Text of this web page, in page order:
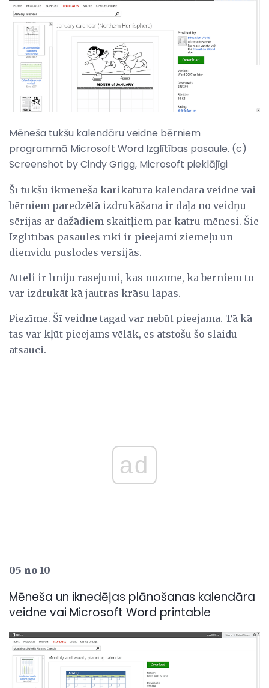
Mēneša tukšu kalendāru veidne bērniem
programmā Microsoft Word Izglītības pasaule. (c)
Screenshot by Cindy Grigg, Microsoft pieklājīgi
Šī tukšu ikmēneša karikatūra kalendāra veidne vai
bērniem paredzētā izdrukāšana ir daļa no veidņu
sērijas ar dažādiem skaitļiem par katru mēnesi. Šie
Izglītības pasaules rīki ir pieejami ziemeļu un
dienvidu puslodes versijās.
Attēli ir līniju rasējumi, kas nozīmē, ka bērniem to
var izdrukāt kā jautras krāsu lapas.
Piezīme. Šī veidne tagad var nebūt pieejama. Tā kā
tas var kļūt pieejams vēlāk, es atstošu šo slaidu
atsauci.
ad
05 no 10
Mēneša un iknedēļas plānošanas kalendāra
veidne vai Microsoft Word printable